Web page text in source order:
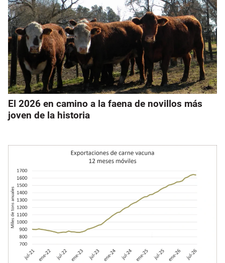
El 2026 en camino a la faena de novillos más
joven de la historia